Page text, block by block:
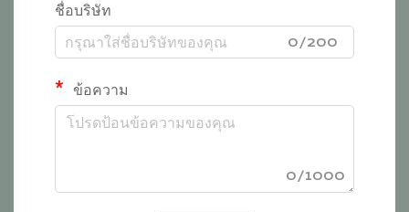
ชื่อบริษัท
0/200
ข้อความ
0/1000